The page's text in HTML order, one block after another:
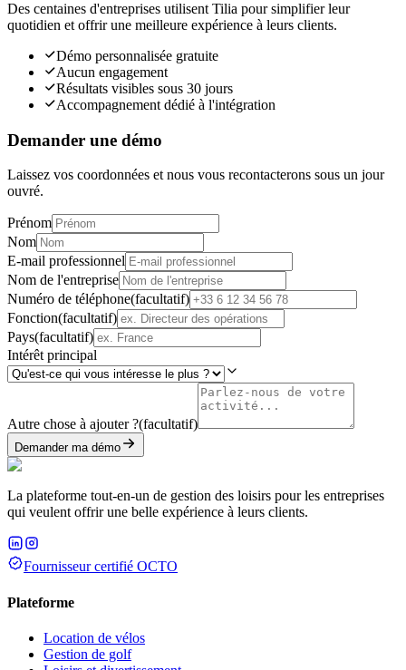
Des centaines d'entreprises utilisent Tilia pour simplifier leur
quotidien et offrir une meilleure expérience à leurs clients.
Démo personnalisée gratuite
Aucun engagement
Résultats visibles sous 30 jours
Accompagnement dédié à l'intégration
Demander une démo
Laissez vos coordonnées et nous vous recontacterons sous un jour
ouvré.
Prénom
Nom
E-mail professionnel
Nom de l'entreprise
Numéro de téléphone(facultatif)
Fonction(facultatif)
Pays(facultatif)
Intérêt principal
Autre chose à ajouter ?(facultatif)
Demander ma démo
La plateforme tout-en-un de gestion des loisirs pour les entreprises
qui veulent offrir une belle expérience à leurs clients.
Fournisseur certifié OCTO
Plateforme
Location de vélos
Gestion de golf